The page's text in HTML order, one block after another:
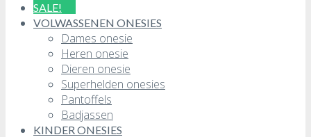
SALE!
VOLWASSENEN ONESIES
Dames onesie
Heren onesie
Dieren onesie
Superhelden onesies
Pantoffels
Badjassen
KINDER ONESIES